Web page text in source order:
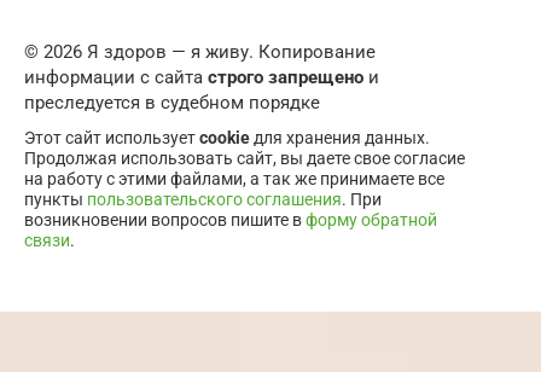
© 2026 Я здоров — я живу. Копирование
информации с сайта строго запрещено и
преследуется в судебном порядке
Этот сайт используетcookie для хранения данных.
Продолжая использовать сайт, вы даете свое согласие
на работу с этими файлами, а так же принимаете все
пункты пользовательского соглашения. При
возникновении вопросов пишите вформу обратной
связи.